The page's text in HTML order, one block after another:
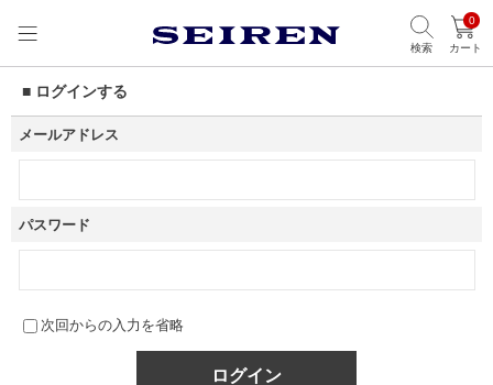
検索
0
カート
■ ログインする
メールアドレス
パスワード
次回からの入力を省略
ログイン